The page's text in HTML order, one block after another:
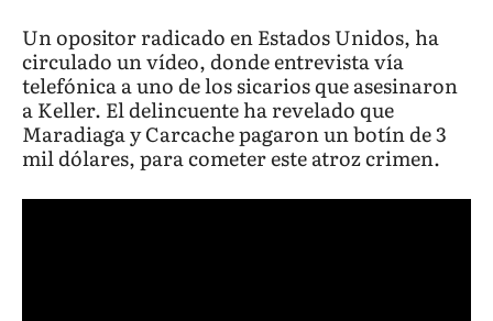
Un opositor radicado en Estados Unidos, ha
circulado un vídeo, donde entrevista vía
telefónica a uno de los sicarios que asesinaron
a Keller. El delincuente ha revelado que
Maradiaga y Carcache pagaron un botín de 3
mil dólares, para cometer este atroz crimen.